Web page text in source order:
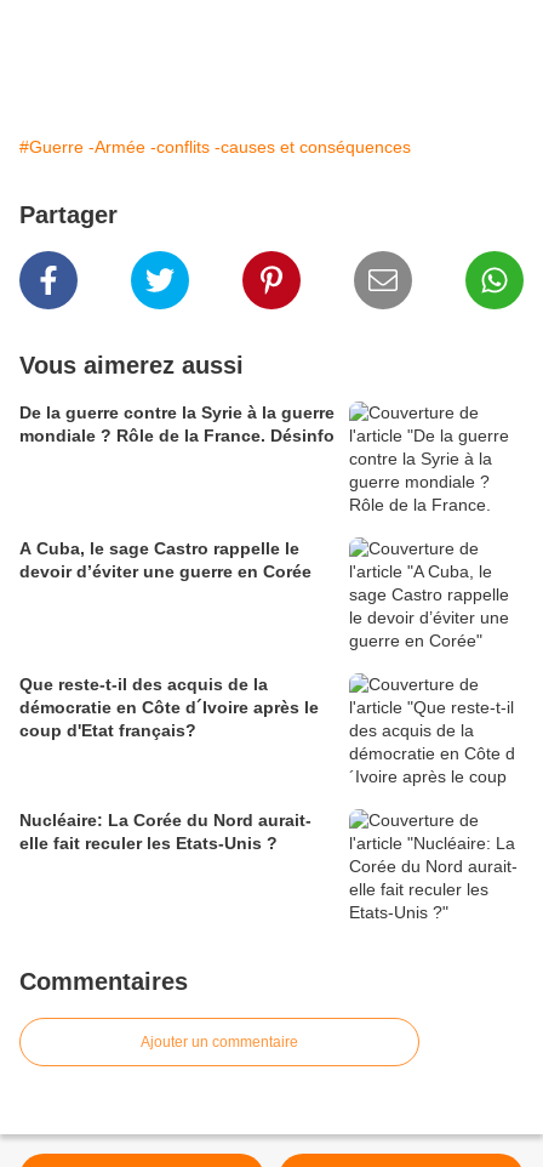
#Guerre -Armée -conflits -causes et conséquences
Partager
Vous aimerez aussi
De la guerre contre la Syrie à la guerre
mondiale ? Rôle de la France. Désinfo
A Cuba, le sage Castro rappelle le
devoir d’éviter une guerre en Corée
Que reste-t-il des acquis de la
démocratie en Côte d´Ivoire après le
coup d'Etat français?
Nucléaire: La Corée du Nord aurait-
elle fait reculer les Etats-Unis ?
Commentaires
Ajouter un commentaire